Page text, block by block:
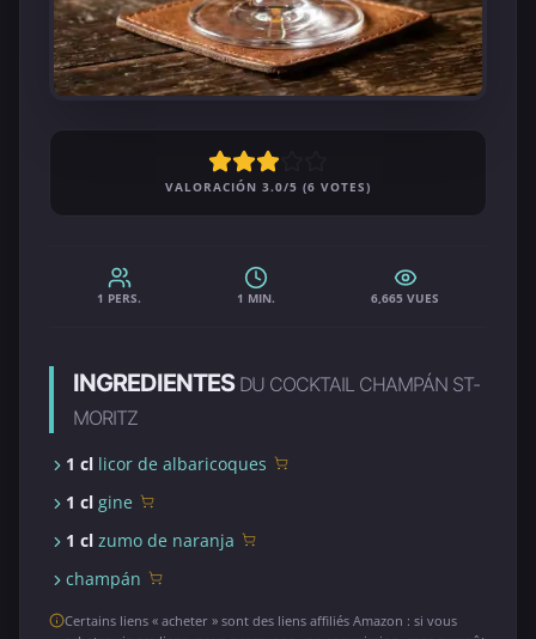
VALORACIÓN 3.0/5 (6 VOTES)
1 PERS. 1 MIN. 6,665 VUES
INGREDIENTES DU COCKTAIL CHAMPÁN ST-
MORITZ
1 cl licor de albaricoques
1 cl gine
1 cl zumo de naranja
champán
Certains liens « acheter » sont des liens affiliés Amazon : si vous